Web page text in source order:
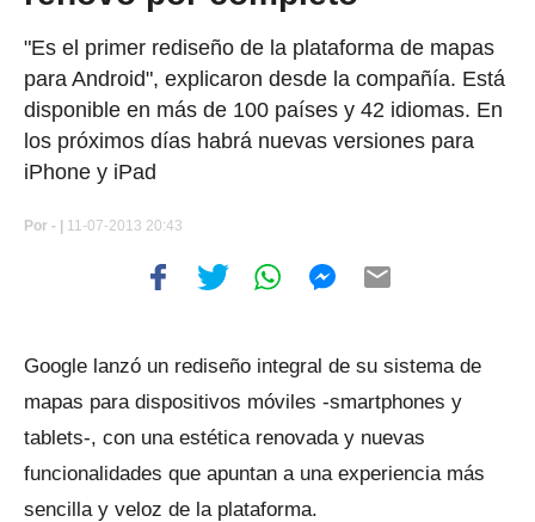
"Es el primer rediseño de la plataforma de mapas
para Android", explicaron desde la compañía. Está
disponible en más de 100 países y 42 idiomas. En
los próximos días habrá nuevas versiones para
iPhone y iPad
Por - | 11-07-2013 20:43
Google lanzó un rediseño integral de su sistema de
mapas para dispositivos móviles -smartphones y
tablets-, con una estética renovada y nuevas
funcionalidades que apuntan a una experiencia más
sencilla y veloz de la plataforma.